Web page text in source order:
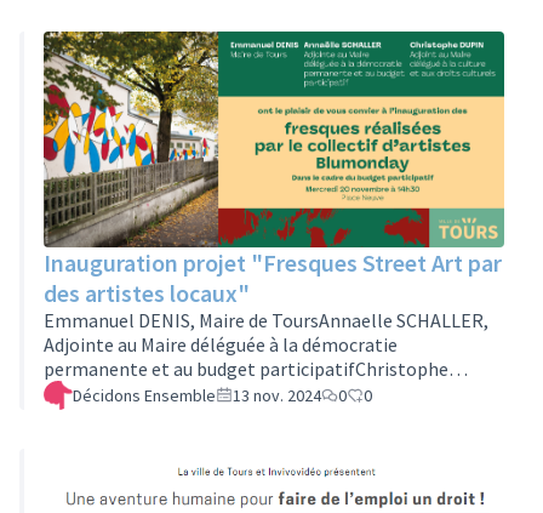
Charcuterie musicale ;yoga ; escape game… C’est
gratuit et ouvert à toutes et tous !De nombreuses
associations seront également présentes pour vous
présenter leurs actions :biblioth…
Inauguration projet "Fresques Street Art par
des artistes locaux"
Emmanuel DENIS, Maire de ToursAnnaelle SCHALLER,
Adjointe au Maire déléguée à la démocratie
permanente et au budget participatifChristophe
DUPIN, Adjoint au Maire délégué à la culture et aux
droits culturelsOnt le plaisir de vous convier à
d’artistes BlumondayDans le cadre du budget
participatifMercredi 20 novembre 2024 à 14h30Place
Décidons Ensemble 13 nov. 2024 0 0